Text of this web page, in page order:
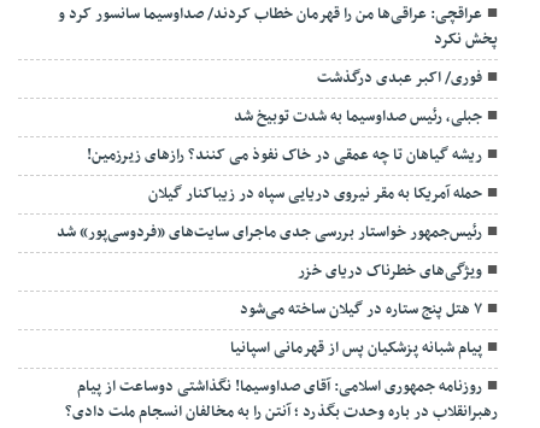
عراقچی: عراقی‌ها من را قهرمان خطاب کردند/ صداوسیما سانسور کرد و
پخش نکرد
فوری/ اکبر عبدی درگذشت
جبلی، رئیس صداوسیما به شدت توبیخ شد
ریشه گیاهان تا چه عمقی در خاک نفوذ می کنند؟ رازهای زیرزمین!
حمله آمریکا به مقر نیروی دریایی سپاه در زیباکنار گیلان
رئیس‌جمهور خواستار بررسی جدی ماجرای سایت‌های «فردوسی‌پور» شد
ویژگی‌های خطرناک دریای خزر
۷ هتل پنج ستاره در گیلان ساخته می‌شود
پیام شبانه پزشکیان پس از قهرمانی اسپانیا
روزنامه جمهوری اسلامی: آقای صداوسیما! نگذاشتی دوساعت از پیام
رهبرانقلاب در باره وحدت بگذرد ؛ آنتن را به مخالفان انسجام ملت دادی؟